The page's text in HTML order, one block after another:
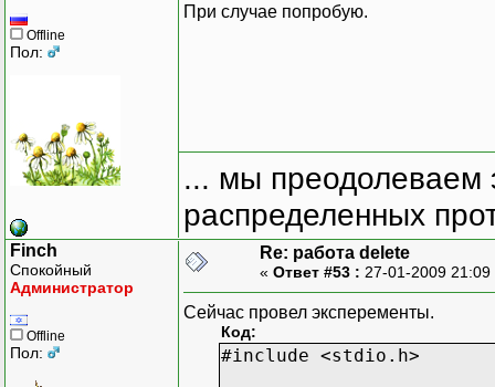
Offline
Пол:
При случае попробую.
... мы преодолеваем
распределенных
Finch
Спокойный
Администратор
Offline
Пол:
Re: работа delete
« Ответ #53 : 27-01-2009
Сейчас провел эксперементы.
Код:
#include <stdio.h>